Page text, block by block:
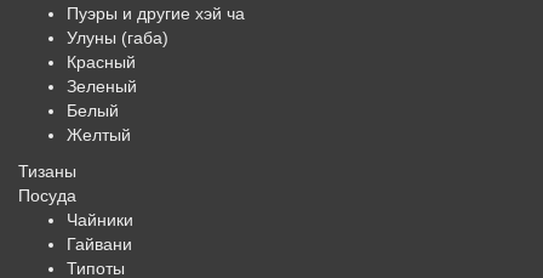
Пуэры и другие хэй ча
Улуны (габа)
Красный
Зеленый
Белый
Желтый
Тизаны
Посуда
Чайники
Гайвани
Типоты